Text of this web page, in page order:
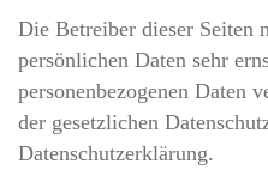
Die Betreiber dieser Seiten
persönlichen Daten sehr
personenbezogenen Daten
der gesetzlichen
Datenschutzerklärung.